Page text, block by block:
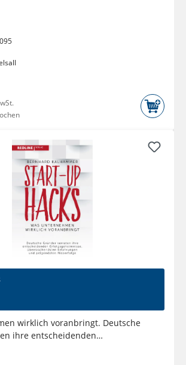
wirklich voranbringt. Deutsche
ihre entscheidenden